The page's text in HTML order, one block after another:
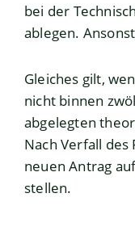
bei der
ablegen.
Gleiches gilt,
nicht binnen
abgelegten
Nach Verfall
neuen Antrag
stellen.